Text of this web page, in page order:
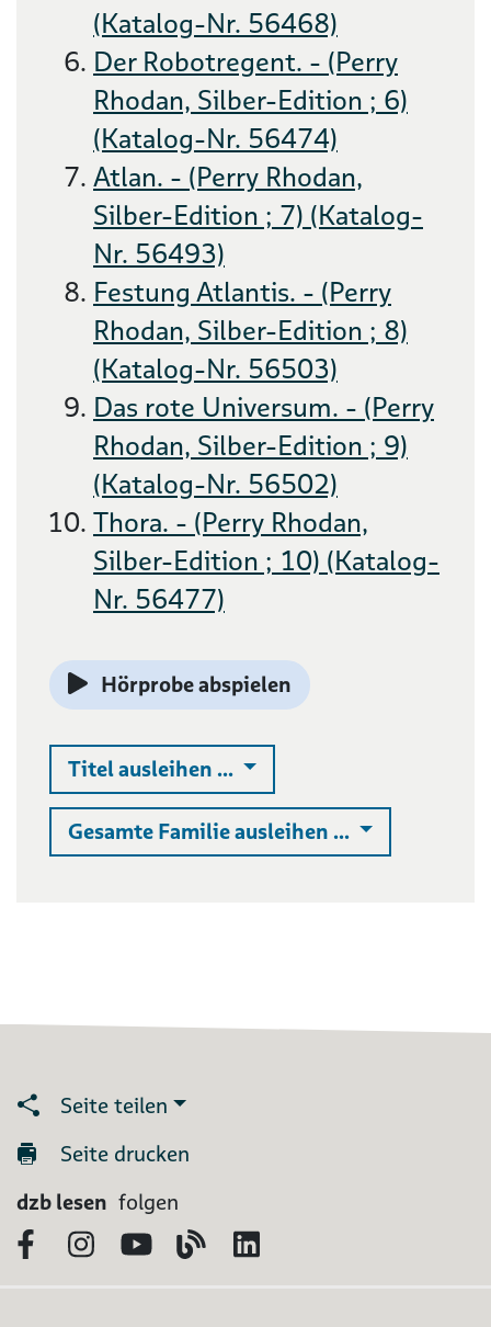
(Katalog-Nr. 56468)
Der Robotregent. - (Perry
Rhodan, Silber-Edition ; 6)
(Katalog-Nr. 56474)
Atlan. - (Perry Rhodan,
Silber-Edition ; 7) (Katalog-
Nr. 56493)
Festung Atlantis. - (Perry
Rhodan, Silber-Edition ; 8)
(Katalog-Nr. 56503)
Das rote Universum. - (Perry
Rhodan, Silber-Edition ; 9)
(Katalog-Nr. 56502)
Thora. - (Perry Rhodan,
Silber-Edition ; 10) (Katalog-
Nr. 56477)
Hörprobe abspielen
Titel ausleihen ... Auswahlliste ausklappen
Gesamte Familie ausleihen ... Auswahlliste
Seite teilen
Seite drucken
dzb lesen folgen
FacebookInstagram
YouTubeBlog